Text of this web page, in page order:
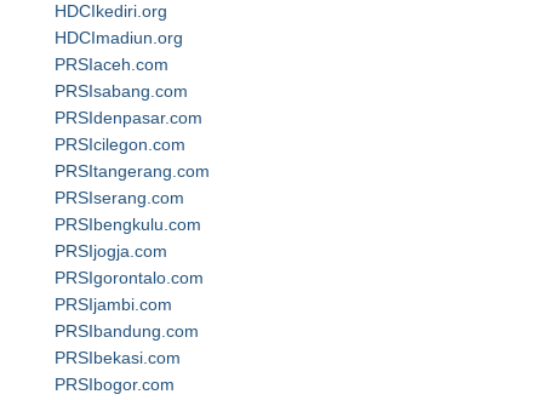
HDCIkediri.org
HDCImadiun.org
PRSIaceh.com
PRSIsabang.com
PRSIdenpasar.com
PRSIcilegon.com
PRSItangerang.com
PRSIserang.com
PRSIbengkulu.com
PRSIjogja.com
PRSIgorontalo.com
PRSIjambi.com
PRSIbandung.com
PRSIbekasi.com
PRSIbogor.com